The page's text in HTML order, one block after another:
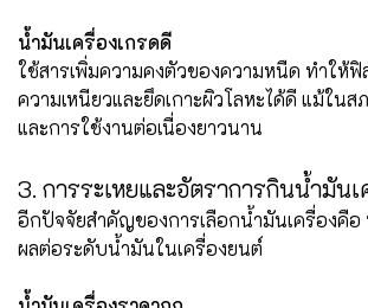
น้ำมันเครื่องเกรดดี
ใช้สารเพิ่มความคงตัวของความหนืด ทำให้
ความเหนียวและยึดเกาะผิวโลหะได้ดี แม้ใน
และการใช้งานต่อเนื่องยาวนาน
3. การระเหยและอัตราการกินน้ำมันเ
อีกปัจจัยสำคัญของการเลือกน้ำมันเครื่องคือ
ผลต่อระดับน้ำมันในเครื่องยนต์